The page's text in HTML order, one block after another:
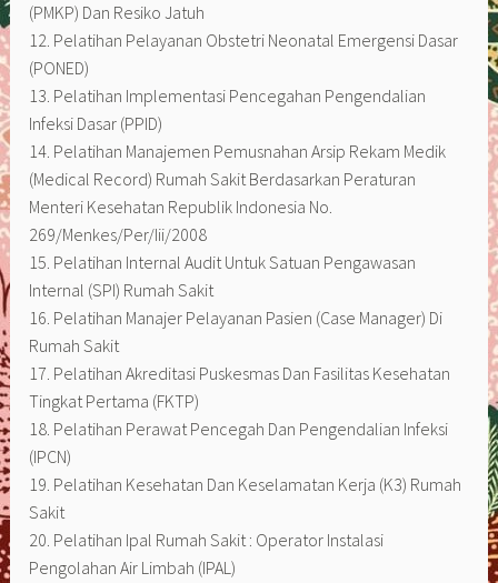
(PMKP) Dan Resiko Jatuh
12. Pelatihan Pelayanan Obstetri Neonatal Emergensi Dasar
(PONED)
13. Pelatihan Implementasi Pencegahan Pengendalian
Infeksi Dasar (PPID)
14. Pelatihan Manajemen Pemusnahan Arsip Rekam Medik
(Medical Record) Rumah Sakit Berdasarkan Peraturan
Menteri Kesehatan Republik Indonesia No.
269/Menkes/Per/Iii/2008
15. Pelatihan Internal Audit Untuk Satuan Pengawasan
Internal (SPI) Rumah Sakit
16. Pelatihan Manajer Pelayanan Pasien (Case Manager) Di
Rumah Sakit
17. Pelatihan Akreditasi Puskesmas Dan Fasilitas Kesehatan
Tingkat Pertama (FKTP)
18. Pelatihan Perawat Pencegah Dan Pengendalian Infeksi
(IPCN)
19. Pelatihan Kesehatan Dan Keselamatan Kerja (K3) Rumah
Sakit
20. Pelatihan Ipal Rumah Sakit : Operator Instalasi
Pengolahan Air Limbah (IPAL)